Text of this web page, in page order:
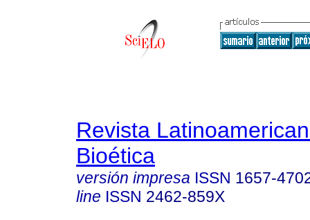
Revista
Bioética
versión impresa ISSN 1657-
line ISSN 2462-859X